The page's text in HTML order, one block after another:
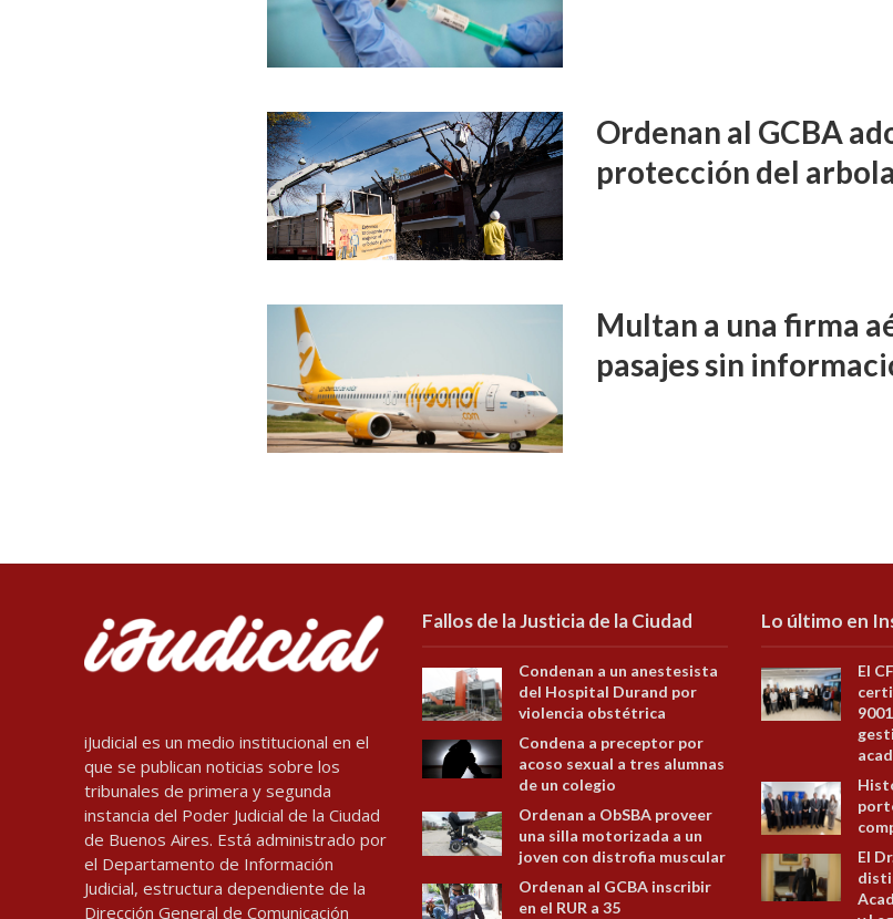
Ordenan al GCBA
protección del
Multan a una firma
pasajes sin
iJudicial es un medio institucional en el
que se publican noticias sobre los
tribunales de primera y segunda
instancia del Poder Judicial de la Ciudad
de Buenos Aires. Está administrado por
el Departamento de Información
Judicial, estructura dependiente de la
Dirección General de Comunicación
Fallos de la Justicia de la Ciudad
Condenan a un anestesista
del Hospital Durand por
violencia obstétrica
Condena a preceptor por
acoso sexual a tres alumnas
de un colegio
Ordenan a ObSBA proveer
una silla motorizada a un
joven con distrofia muscular
Ordenan al GCBA inscribir
en el RUR a 35
Lo último en
El
El